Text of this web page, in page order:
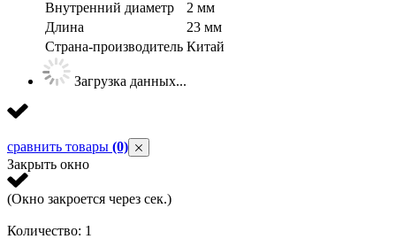
Внутренний диаметр
2 мм
Длина
23 мм
Страна-производитель Китай
Загрузка данных...
сравнить товары (0)
Закрыть окно
(Окно закроется через сек.)
Количество: 1